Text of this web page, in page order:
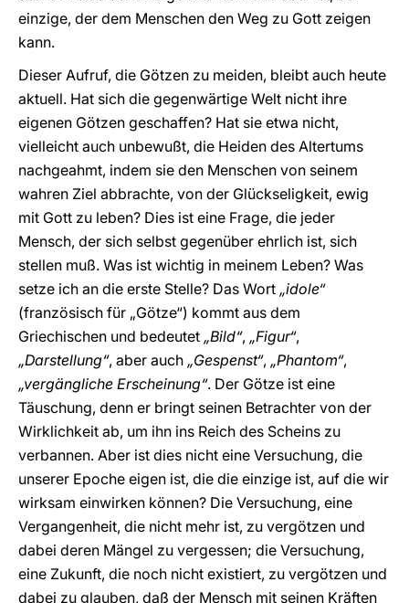
einzige, der dem Menschen den Weg zu Gott zeigen
kann.
Dieser Aufruf, die Götzen zu meiden, bleibt auch heute
aktuell. Hat sich die gegenwärtige Welt nicht ihre
eigenen Götzen geschaffen? Hat sie etwa nicht,
vielleicht auch unbewußt, die Heiden des Altertums
nachgeahmt, indem sie den Menschen von seinem
wahren Ziel abbrachte, von der Glückseligkeit, ewig
mit Gott zu leben? Dies ist eine Frage, die jeder
Mensch, der sich selbst gegenüber ehrlich ist, sich
stellen muß. Was ist wichtig in meinem Leben? Was
setze ich an die erste Stelle? Das Wort „idole“
(französisch für „Götze“) kommt aus dem
Griechischen und bedeutet „Bild“, „Figur“,
„Darstellung“, aber auch „Gespenst“, „Phantom“,
„vergängliche Erscheinung“. Der Götze ist eine
Täuschung, denn er bringt seinen Betrachter von der
Wirklichkeit ab, um ihn ins Reich des Scheins zu
verbannen. Aber ist dies nicht eine Versuchung, die
unserer Epoche eigen ist, die die einzige ist, auf die wir
wirksam einwirken können? Die Versuchung, eine
Vergangenheit, die nicht mehr ist, zu vergötzen und
dabei deren Mängel zu vergessen; die Versuchung,
eine Zukunft, die noch nicht existiert, zu vergötzen und
dabei zu glauben, daß der Mensch mit seinen Kräften